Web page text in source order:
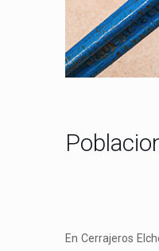
En Cerrajeros